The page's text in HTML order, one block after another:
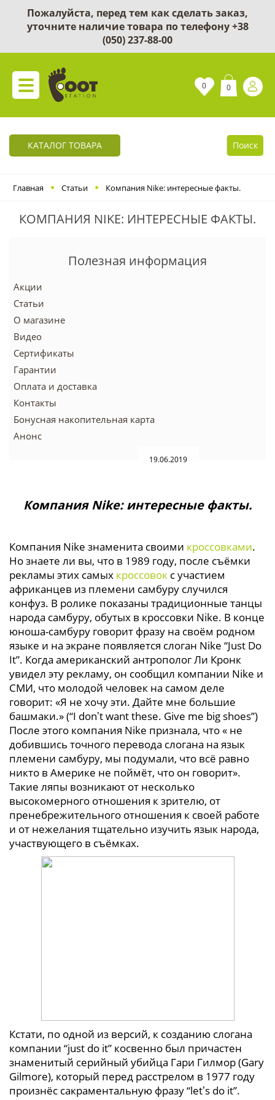
Пожалуйста, перед тем как сделать заказ,
уточните наличие товара по телефону+38
(050) 237-88-00
0 0
КАТАЛОГ ТОВАРА Поиск
Главная Статьи Компания Nike: интересные факты.
КОМПАНИЯ NIKE: ИНТЕРЕСНЫЕ ФАКТЫ.
Полезная информация
Акции
Статьи
О магазине
Видео
Сертификаты
Гарантии
Оплата и доставка
Контакты
Бонусная накопительная карта
Анонс
19.06.2019
КомпанияNike: интересные факты.
Компания Nike знаменита своими кроссовками.
Но знаете ли вы, что в 1989 году, после съёмки
рекламы этих самых кроссовок с участием
африканцев из племени самбуру случился
конфуз. В ролике показаны традиционные танцы
народа самбуру, обутых в кроссовки Nike. В конце
юноша-самбуру говорит фразу на своём родном
языке и на экране появляется слоган Nike “Just Do
It”. Когда американский антрополог Ли Кронк
увидел эту рекламу, он сообщил компании Nike и
СМИ, что молодой человек на самом деле
говорит: «Я не хочу эти. Дайте мне большие
башмаки.» (“I donʼt want these. Give me big shoes”)
После этого компания Nike признала, что « не
добившись точного перевода слогана на язык
племени самбуру, мы подумали, что всё равно
никто в Америке не поймёт, что он говорит».
Такие ляпы возникают от несколько
высокомерного отношения к зрителю, от
пренебрежительного отношения к своей работе
и от нежелания тщательно изучить язык народа,
участвующего в съёмках.
Кстати, по одной из версий, к созданию слогана
компании “just do it” косвенно был причастен
знаменитый серийный убийца Гари Гилмор (Gary
Gilmore), который перед расстрелом в 1977 году
произнёс сакраментальную фразу “letʼs do it”.